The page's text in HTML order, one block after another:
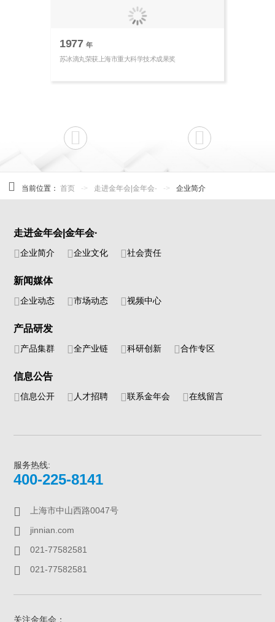
1977 年
苏冰滴丸荣获上海市重大科学技术成果奖
当前位置：首页 -> 走进金年会|金年会· -> 企业简介
走进金年会|金年会·
企业简介 企业文化 社会责任
新闻媒体
企业动态 市场动态 视频中心
产品研发
产品集群 全产业链 科研创新 合作专区
信息公告
信息公开 人才招聘 联系金年会 在线留言
服务热线:
400-225-8141
上海市中山西路0047号
jinnian.com
021-77582581
021-77582581
关注金年会：